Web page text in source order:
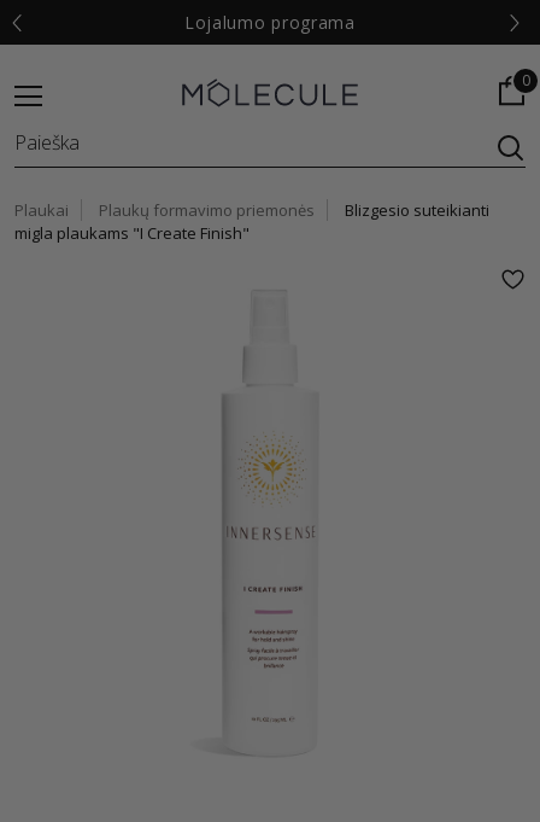
Lojalumo programa
0
Plaukai Plaukų formavimo priemonės
Blizgesio suteikianti
migla plaukams "I Create Finish"